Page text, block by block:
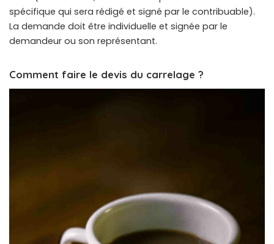
spécifique qui sera rédigé et signé par le contribuable).
La demande doit être individuelle et signée par le
demandeur ou son représentant.
Comment faire le devis du carrelage ?